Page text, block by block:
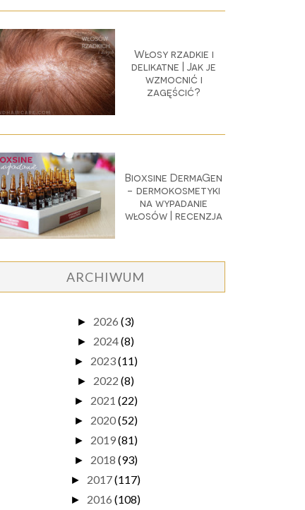
Włosy rzadkie i
delikatne | Jak je
wzmocnić i
zagęścić?
Bioxsine DermaGen
- dermokosmetyki
na wypadanie
włosów | recenzja
ARCHIWUM
► 2026 (3)
► 2024(8)
► 2023(11)
► 2022 (8)
► 2021 (22)
► 2020(52)
► 2019(81)
► 2018 (93)
► 2017(117)
► 2016 (108)